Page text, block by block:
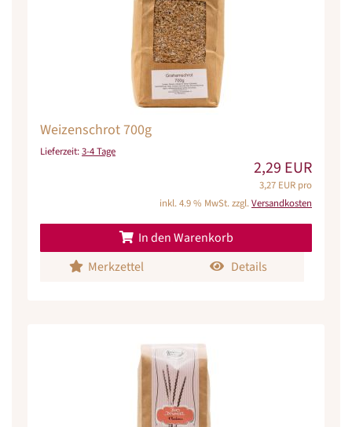
Weizenschrot 700g
Lieferzeit:3-4 Tage
2,29 EUR
3,27 EUR pro
inkl. 4.9 % MwSt. zzgl.Versandkosten
In den Warenkorb
Merkzettel
Details